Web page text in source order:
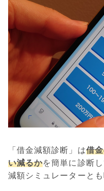
「借金減額診断」は借
い減るかを簡単に診断
減額シミュレーターとも